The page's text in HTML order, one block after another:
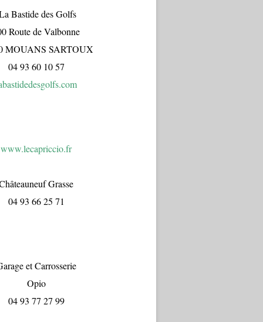
Bastide des Golfs
Route de Valbonne
MOUANS SARTOUX
04 93 60 10 57
www.lecapriccio.fr
Grasse
04 93 66 25 71
et Carrosserie
Opio
04 93 77 27 99